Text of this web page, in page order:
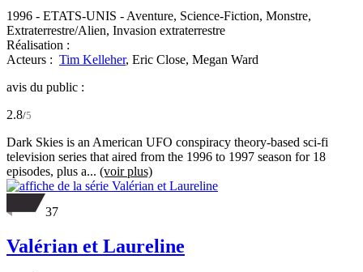
1996 - ETATS-UNIS - Aventure, Science-Fiction, Monstre,
Extraterrestre/Alien, Invasion extraterrestre
Réalisation :
Acteurs : Tim Kelleher, Eric Close, Megan Ward
avis du public :
2.8/5
Dark Skies is an American UFO conspiracy theory-based sci-fi
television series that aired from the 1996 to 1997 season for 18
episodes, plus a... (voir plus)
37
Valérian et Laureline